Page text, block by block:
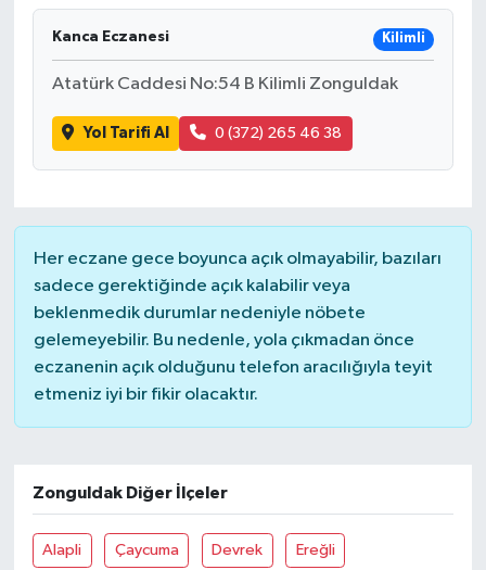
Kanca Eczanesi Kilimli
Atatürk Caddesi No:54 B Kilimli Zonguldak
Yol Tarifi Al 0 (372) 265 46 38
Her eczane gece boyunca açık olmayabilir, bazıları
sadece gerektiğinde açık kalabilir veya
beklenmedik durumlar nedeniyle nöbete
gelemeyebilir. Bu nedenle, yola çıkmadan önce
eczanenin açık olduğunu telefon aracılığıyla teyit
etmeniz iyi bir fikir olacaktır.
Zonguldak Diğer İlçeler
Alapli Çaycuma Devrek Ereğli